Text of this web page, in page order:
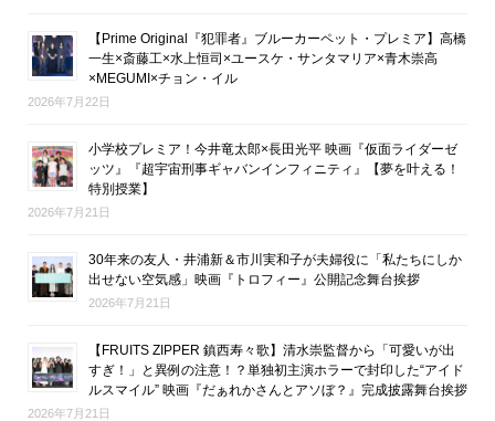
【Prime Original『犯罪者』ブルーカーペット・プレミア】高橋
一生×斎藤工×水上恒司×ユースケ・サンタマリア×青木崇高
×MEGUMI×チョン・イル
2026年7月22日
小学校プレミア！今井竜太郎×長田光平 映画『仮面ライダーゼ
ッツ』『超宇宙刑事ギャバンインフィニティ』【夢を叶える！
特別授業】
2026年7月21日
30年来の友人・井浦新＆市川実和子が夫婦役に「私たちにしか
出せない空気感」映画『トロフィー』公開記念舞台挨拶
2026年7月21日
【FRUITS ZIPPER 鎮西寿々歌】清水崇監督から「可愛いが出
すぎ！」と異例の注意！？単独初主演ホラーで封印した“アイド
ルスマイル” 映画『だぁれかさんとアソぼ？』完成披露舞台挨拶
2026年7月21日